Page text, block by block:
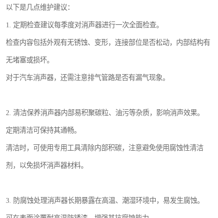
以下是几点维护建议：
1. 定期检查建议每季度对消声器进行一次全面检查。
检查内容包括外观有无锈蚀、变形，连接部位是否松动，内部结构有
无堵塞或损坏。
对于汽车消声器，还需注意排气管路是否有漏气现象。
2. 清洁保养消声器内部易积聚碳粒、油污等杂质，影响消声效果。
定期清洁可保持其通畅。
清洁时，可使用专用工具清除内部积碳，注意避免使用腐蚀性清洁
剂，以免损坏消声器材料。
3. 防腐蚀处理消声器长期暴露在高温、潮湿环境中，易发生腐蚀。